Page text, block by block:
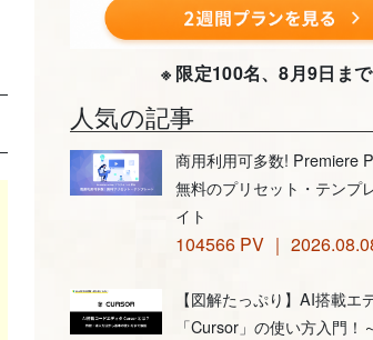
※ 限定100名、8月9日まで
人気の記事
商用利用可多数! Premiere
無料のプリセット・テンプ
イト
104566 PV ｜
【図解たっぷり】AI搭載エ
「Cursor」の使い方入門！